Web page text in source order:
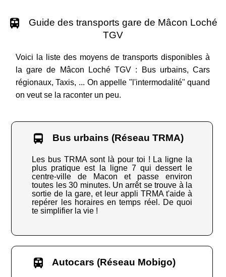
Guide des transports gare de Mâcon Loché
TGV
Voici la liste des moyens de transports disponibles à
la gare de Mâcon Loché TGV : Bus urbains, Cars
régionaux, Taxis, ... On appelle "l'intermodalité" quand
on veut se la raconter un peu.
Bus urbains (Réseau TRMA)
Les bus TRMA sont là pour toi ! La ligne la
plus pratique est la ligne 7 qui dessert le
centre-ville de Macon et passe environ
toutes les 30 minutes. Un arrêt se trouve à la
sortie de la gare, et leur appli TRMA t'aide à
repérer les horaires en temps réel. De quoi
te simplifier la vie !
Autocars (Réseau Mobigo)